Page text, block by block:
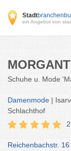
Stadt
ein Angebot von
Schuhe u. Mode
Damenmode |
Schlachthof
Reichenbachstr. 16